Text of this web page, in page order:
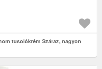
tusolókrém Száraz, nagyon